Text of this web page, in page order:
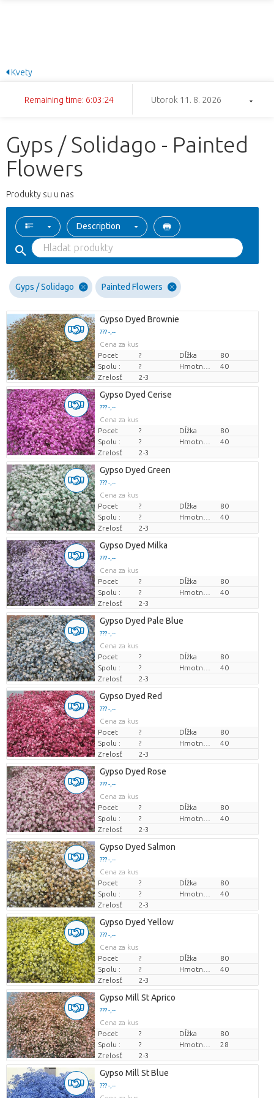
Kvety
Remaining time: 6:03:24 Utorok 11. 8. 2026
Gyps / Solidago - Painted
Flowers
Produkty su u nas
Description
Gyps / Solidago Painted Flowers
Gypso Dyed Brownie
??? -,--
Cena za kus
Pocet
? Dĺžka
80
Spolu :
?
40
Zrelosť
2-3
Gypso Dyed Cerise
??? -,--
Cena za kus
Pocet
? Dĺžka
80
Spolu :
?
40
Zrelosť
2-3
Gypso Dyed Green
??? -,--
Cena za kus
Pocet
? Dĺžka
80
Spolu :
?
40
Zrelosť
2-3
Gypso Dyed Milka
??? -,--
Cena za kus
Pocet
? Dĺžka
80
Spolu :
?
40
Zrelosť
2-3
Gypso Dyed Pale Blue
??? -,--
Cena za kus
Pocet
? Dĺžka
80
Spolu :
?
40
Zrelosť
2-3
Gypso Dyed Red
??? -,--
Cena za kus
Pocet
? Dĺžka
80
Spolu :
?
40
Zrelosť
2-3
Gypso Dyed Rose
??? -,--
Cena za kus
Pocet
? Dĺžka
80
Spolu :
?
40
Zrelosť
2-3
Gypso Dyed Salmon
??? -,--
Cena za kus
Pocet
? Dĺžka
80
Spolu :
?
40
Zrelosť
2-3
Gypso Dyed Yellow
??? -,--
Cena za kus
Pocet
? Dĺžka
80
Spolu :
?
40
Zrelosť
2-3
Gypso Mill St Aprico
??? -,--
Cena za kus
Pocet
? Dĺžka
80
Spolu :
?
28
Zrelosť
2-3
Gypso Mill St Blue
??? -,--